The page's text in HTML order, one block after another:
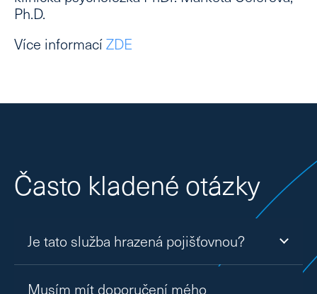
Ph.D.
Více informacíZDE
Často kladené otázky
Je tato služba hrazená pojišťovnou?
Ano, psychologické vyšetření je hrazeno z
Musím mít doporučení mého